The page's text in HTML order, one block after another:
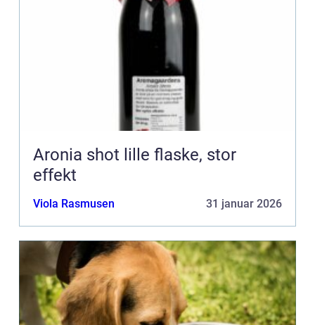
Aronia shot lille flaske, stor
effekt
Viola Rasmusen 31 januar 2026